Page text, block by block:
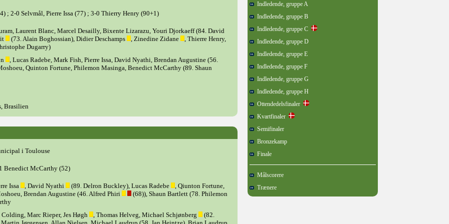
; 2-0 Selvmål, Pierre Issa (77) ; 3-0 Thierry Henry (90+1)
Laurent Blanc, Marcel Desailly, Bixente Lizarazu, Youri Djorkaeff (84. David
(73. Alain Boghossian), Didier Deschamps , Zinedine Zidane
, Thierre Henry,
Dugarry)
, Lucas Radebe, Mark Fish, Pierre Issa, David Nyathi, Brendan Augustine (56.
Quinton Fortune, Philemon Masinga, Benedict McCarthy (89. Shaun
Brasilien
i Toulouse
Benedict McCarthy (52)
Issa , David Nyathi (89. Delron Buckley), Lucas Radebe
, Qiunton Fortune,
Brendan Augustine (46. Alfred Phiri
(68)), Shaun Bartlett (78. Philemon
Colding, Marc Rieper, Jes Høgh
, Thomas Helveg, Michael Schjønberg
(82.
Indledende, gruppe A
Indledende, gruppe B
Indledende, gruppe C
Indledende, gruppe D
Indledende, gruppe E
Indledende, gruppe F
Indledende, gruppe G
Indledende, gruppe H
Ottendedelsfinaler
Kvartfinaler
Semifinaler
Bronzekamp
Finale
Målscorere
Trænere